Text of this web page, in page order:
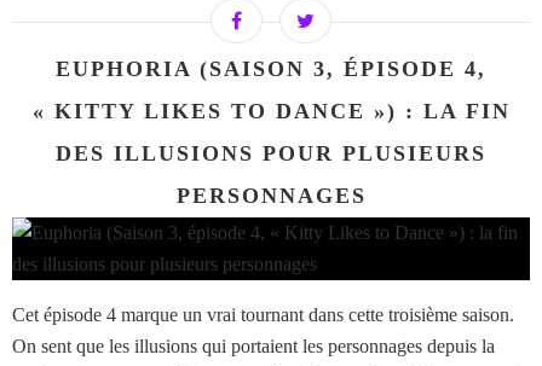
EUPHORIA (SAISON 3, ÉPISODE 4,
« KITTY LIKES TO DANCE ») : LA FIN
DES ILLUSIONS POUR PLUSIEURS
PERSONNAGES
Cet épisode 4 marque un vrai tournant dans cette troisième saison.
On sent que les illusions qui portaient les personnages depuis la